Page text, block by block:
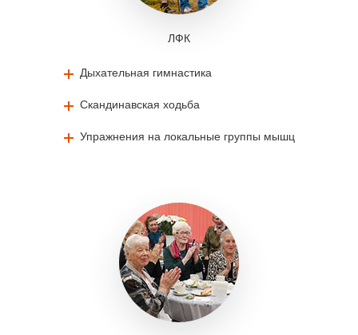
ЛФК
Дыхательная гимнастика
Скандинавская ходьба
Упражнения на локальные группы мышц